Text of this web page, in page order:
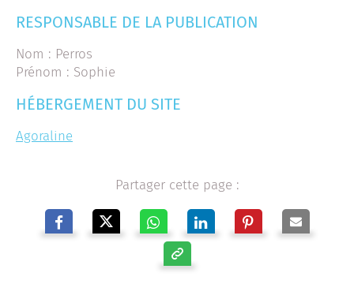
RESPONSABLE DE LA PUBLICATION
Nom : Perros
Prénom : Sophie
HÉBERGEMENT DU SITE
Agoraline
Partager cette page :